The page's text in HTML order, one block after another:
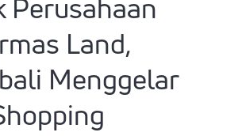
Perusahaan
Land,
Menggelar